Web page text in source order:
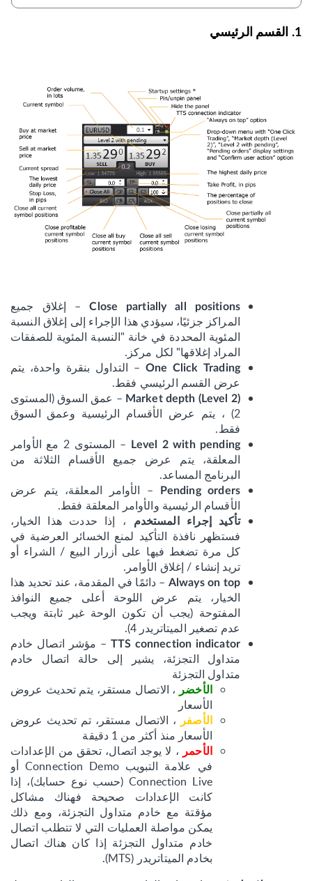
1. القسم الرئيسي
Close partially all positions
– إغلاق جميع
المراكز جزئيًا، سيؤدي هذا الإجراء إلى إغلاق النسبة
المئوية المحددة في خانة "النسبة المئوية للصفقات
المراد إغلاقها" لكل مركز.
One Click Trading – التداول بنقرة واحدة، يتم
عرض القسم الرئيسي فقط.
Market depth (Level 2) – عمق السوق (المستوى
2) ، يتم عرض الأقسام الرئيسية وعمق السوق
فقط.
Level 2 with pending
– المستوى 2 مع الأوامر
المعلقة، يتم عرض جميع الأقسام الثلاثة من
البرنامج المساعد.
Pending orders
– الأوامر المعلقة، يتم عرض
الأقسام الرئيسية والأوامر المعلقة فقط.
تأكيد إجراء المستخدم ، إذا حددت هذا الخيار،
فستظهر نافذة التأكيد لمنع الخسائر العرضية في
كل مرة تضغط فيها على أزرار البيع / الشراء أو
تريد إنشاء / إغلاق الأوامر.
Always on top – دائمًا في المقدمة، عند تحديد هذا
الخيار، يتم عرض اللوحة أعلى جميع النوافذ
المفتوحة (يجب أن تكون الوحة غير ثابتة ويجب
عدم تصغير الميتاتريدر 4).
TTS connection indicator – مؤشر اتصال خادم
متداول التجزئة، يشير إلى حالة اتصال خادم
متداول التجزئة
الأخضر ، الاتصال مستقر، يتم تحديث عروض
الأسعار
الأصفر ، الاتصال مستقر، تم تحديث عروض
الأسعار منذ أكثر من 1 دقيقة
الأحمر ، لا يوجد اتصال، تحقق من الإعدادات
في علامة التبويب Connection Demo أو
Connection Live (حسب نوع حسابك)، إذا
كانت الإعدادات صحيحة فهناك مشاكل
مؤقتة مع خادم متداول التجزئة، ومع ذلك
يمكن مواصلة العمليات التي لا تتطلب اتصال
خادم متداول التجزئة إذا كان هناك اتصال
بخادم الميتاتريدر (MTS).